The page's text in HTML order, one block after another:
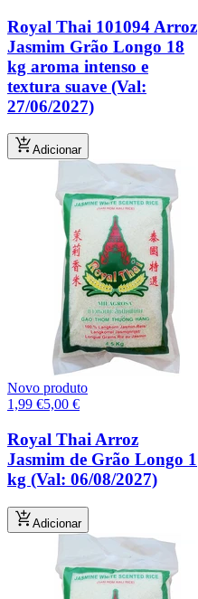
Royal Thai 101094 Arroz
Jasmim Grão Longo 18
kg aroma intenso e
textura suave (Val:
27/06/2027)
Adicionar
Novo produto
1,99 €5,00 €
Royal Thai Arroz
Jasmim de Grão Longo 1
kg (Val: 06/08/2027)
Adicionar